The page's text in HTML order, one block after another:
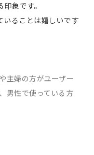
象です。
いることは嬉しいです
主婦の方がユーザー
男性で使っている方